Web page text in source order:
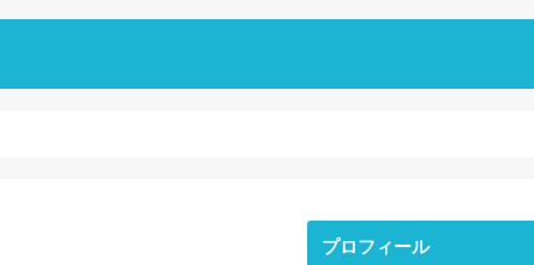
プロフィール